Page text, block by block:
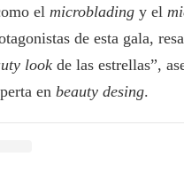
el microblading y el
de esta gala,
look de las estrellas”,
en beauty desing.